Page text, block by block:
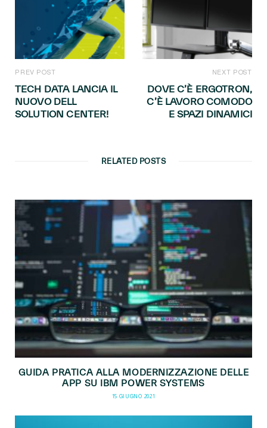
PREV POST
TECH DATA LANCIA IL
NUOVO DELL
SOLUTION CENTER!
NEXT POST
DOVE C’È ERGOTRON,
C’È LAVORO COMODO
E SPAZI DINAMICI
RELATED POSTS
GUIDA PRATICA ALLA MODERNIZZAZIONE DELLE
APP SU IBM POWER SYSTEMS
15 GIUGNO 2021